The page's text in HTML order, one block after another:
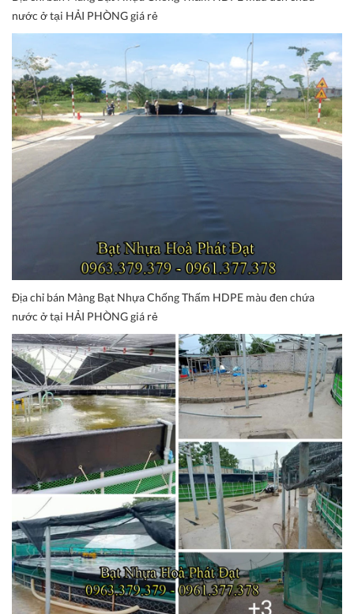
nước ở tại HẢI PHÒNG giá rẻ
Địa chỉ bán Màng Bạt Nhựa Chống Thấm HDPE màu đen chứa
nước ở tại HẢI PHÒNG giá rẻ